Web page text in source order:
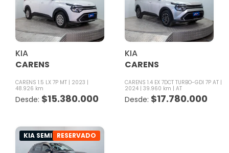
KIA
CARENS
CARENS 1.5 LX 7P MT
2023
48.926 km
$15.380.000
KIA
CARENS
CARENS 1.4 EX 7DCT TURBO-GDI 7P AT
2024 39.960 km AT
$17.780.000
KIA SEMINUEVOS
RESERVADO